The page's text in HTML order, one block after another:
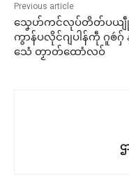
Previous article
သၞေဟ်ကင်လုပ်တိတ်ပယျဵု
ကွာန်ပလိုင်ဂျပါန်ကဵု ဂူၜဴဂှ်
သေံ တၟာတ်ထောံလဝ်
ဌ